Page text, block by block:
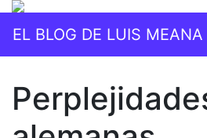
EL BLOG DE LUIS MEANA